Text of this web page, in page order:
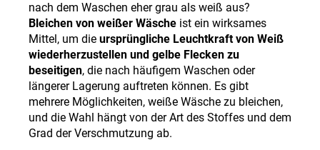
nach dem Waschen eher grau als weiß aus?
Bleichen von weißer Wäsche ist ein wirksames
Mittel, um die ursprüngliche Leuchtkraft von Weiß
wiederherzustellen und gelbe Flecken zu
beseitigen, die nach häufigem Waschen oder
längerer Lagerung auftreten können. Es gibt
mehrere Möglichkeiten, weiße Wäsche zu bleichen,
und die Wahl hängt von der Art des Stoffes und dem
Grad der Verschmutzung ab.